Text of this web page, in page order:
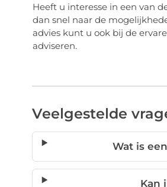
Heeft u interesse in een van
dan snel naar de
advies kunt u ook bij de
adviseren.
Veelgestelde
Wat is
Kan